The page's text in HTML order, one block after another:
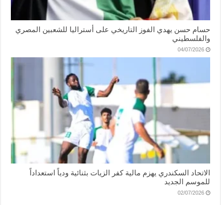
حسام حسن يهدي الفوز التاريخي على أستراليا للشعبين المصري
والفلسطيني
04/07/2026
الاتحاد السكندري يهزم مالية كفر الزيات بثنائية ودياً استعداداً
للموسم الجديد
02/07/2026